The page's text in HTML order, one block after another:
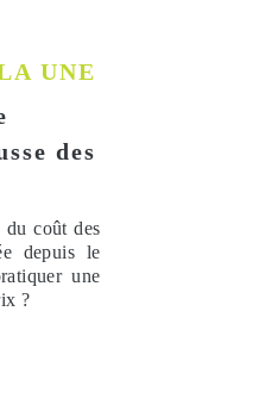
UNE
des
du coût des
depuis le
une
?